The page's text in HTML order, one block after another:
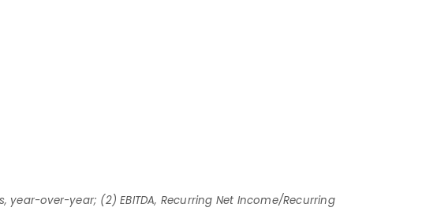
over-year; (2) EBITDA, Recurring Net Income/Recurring